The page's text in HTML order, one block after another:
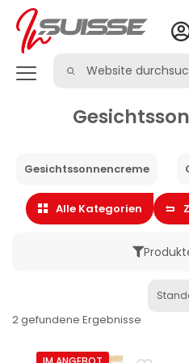
Gesichtssonnencreme
Alle Kategorien
2 gefundene Ergebnisse